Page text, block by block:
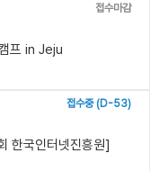
접수마감
프 in Jeju
접수중 (D-53)
한국인터넷진흥원]